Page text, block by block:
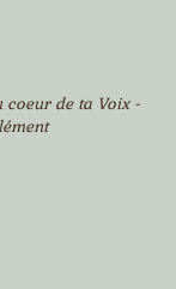
de ta Voix -